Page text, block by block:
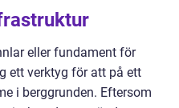
eller fundament för
ett verktyg för att på ett
i berggrunden. Eftersom